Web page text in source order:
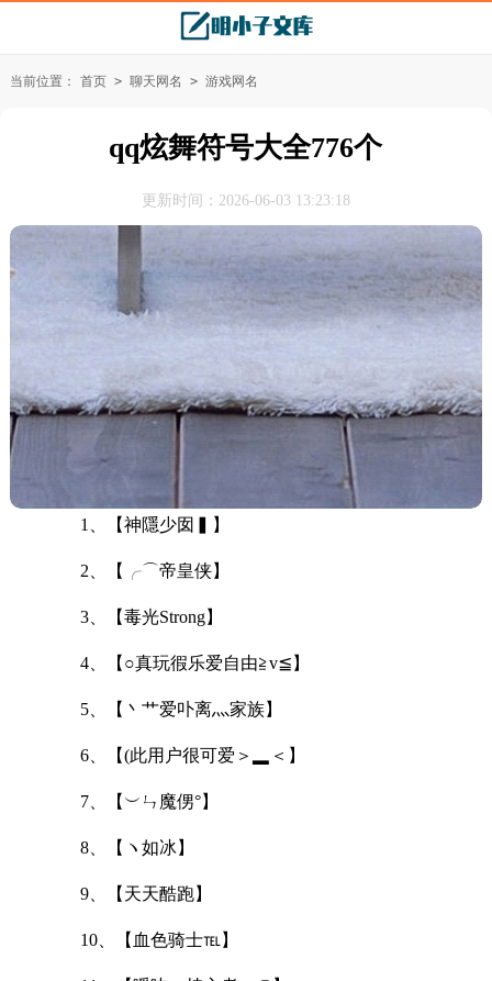
当前位置： 首页 > 聊天网名 > 游戏网名
qq炫舞符号大全776个
更新时间：2026-06-03 13:23:18
1、【神隱少囡▍】
2、【╭⌒帝皇侠】
3、【毒光Strong】
4、【○真玩徦乐爱自由≧v≦】
5、【丶艹爱卟离灬家族】
6、【(此用户很可爱＞▂＜】
7、【︶ㄣ魔侽°】
8、【ヽ如冰】
9、【天天酷跑】
10、【血色骑士℡】